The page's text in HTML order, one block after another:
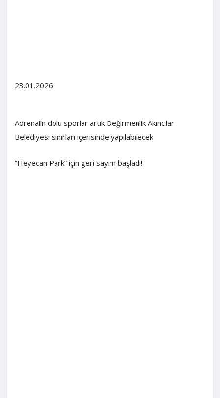
23.01.2026
Adrenalin dolu sporlar artık Değirmenlik Akıncılar
Belediyesi sınırları içerisinde yapılabilecek
“Heyecan Park” için geri sayım başladı!